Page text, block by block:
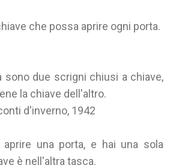
che possa aprire ogni porta.
sono due scrigni chiusi a chiave,
la chiave dell'altro.
d'inverno, 1942
una porta, e hai una sola
è nell'altra tasca.